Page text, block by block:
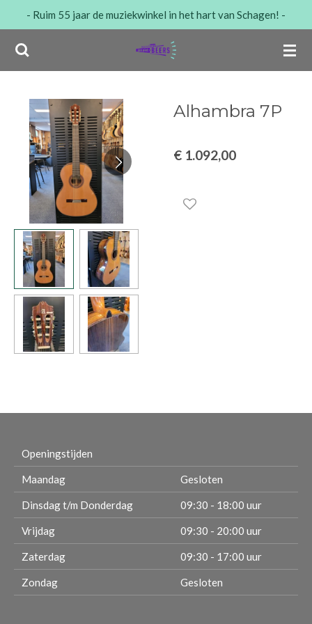
naar
de
- Ruim 55 jaar de muziekwinkel in het hart van Schagen! -
Alhambra 7P
€ 1.092,00
Openingstijden
Maandag Gesloten
Dinsdag t/m Donderdag 09:30 - 18:00 uur
Vrijdag 09:30 - 20:00 uur
Zaterdag 09:30 - 17:00 uur
Zondag Gesloten